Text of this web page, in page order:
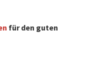
für den guten